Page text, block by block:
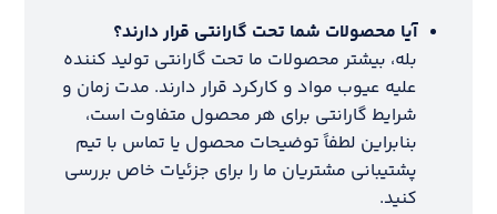
آیا محصولات شما تحت گارانتی قرار دارند؟
بله، بیشتر محصولات ما تحت گارانتی تولید کننده
علیه عیوب مواد و کارکرد قرار دارند. مدت زمان و
شرایط گارانتی برای هر محصول متفاوت است،
بنابراین لطفاً توضیحات محصول یا تماس با تیم
پشتیبانی مشتریان ما را برای جزئیات خاص بررسی
کنید.